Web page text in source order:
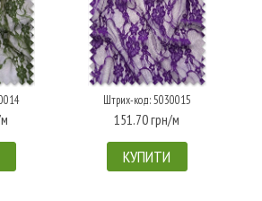
Штрих-код: 5030015
151.70 грн/м
КУПИТИ